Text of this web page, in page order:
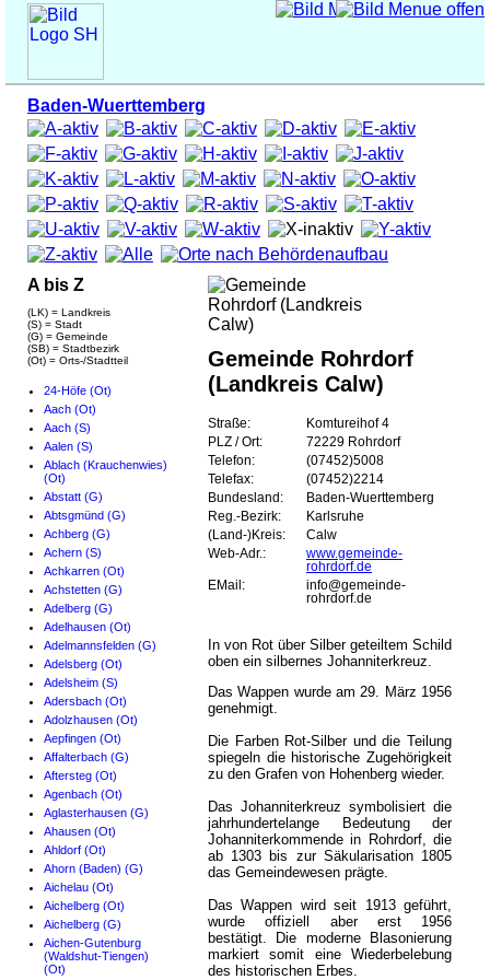
Baden-Wuerttemberg
A bis Z
(LK) = Landkreis
(S) = Stadt
(G) = Gemeinde
(SB) = Stadtbezirk
(Ot) = Orts-/Stadtteil
24-Höfe (Ot)
Aach (Ot)
Aach (S)
Aalen (S)
Ablach (Krauchenwies)
(Ot)
Abstatt (G)
Abtsgmünd (G)
Achberg (G)
Achern (S)
Achkarren (Ot)
Achstetten (G)
Adelberg (G)
Adelhausen (Ot)
Adelmannsfelden (G)
Adelsberg (Ot)
Adelsheim (S)
Adersbach (Ot)
Adolzhausen (Ot)
Aepfingen (Ot)
Affalterbach (G)
Aftersteg (Ot)
Agenbach (Ot)
Aglasterhausen (G)
Ahausen (Ot)
Ahldorf (Ot)
Ahorn (Baden) (G)
Aichelau (Ot)
Aichelberg (Ot)
Aichelberg (G)
Aichen-Gutenburg
(Waldshut-Tiengen)
(Ot)
Gemeinde Rohrdorf
(Landkreis Calw)
Straße:
Komtureihof 4
PLZ / Ort:
72229 Rohrdorf
Telefon:
(07452)5008
Telefax:
(07452)2214
Bundesland:
Baden-Wuerttemberg
Reg.-Bezirk:
Karlsruhe
(Land-)Kreis:
Calw
Web-Adr.:
www.gemeinde-
rohrdorf.de
EMail:
info@gemeinde-
rohrdorf.de
In von Rot über Silber geteiltem Schild
oben ein silbernes Johanniterkreuz.
Das Wappen wurde am 29. März 1956
genehmigt.
Die Farben Rot-Silber und die Teilung
spiegeln die historische Zugehörigkeit
zu den Grafen von Hohenberg wieder.
Das Johanniterkreuz symbolisiert die
jahrhundertelange Bedeutung der
Johanniterkommende in Rohrdorf, die
ab 1303 bis zur Säkularisation 1805
das Gemeindewesen prägte.
Das Wappen wird seit 1913 geführt,
wurde offiziell aber erst 1956
bestätigt. Die moderne Blasonierung
markiert somit eine Wiederbelebung
des historischen Erbes.